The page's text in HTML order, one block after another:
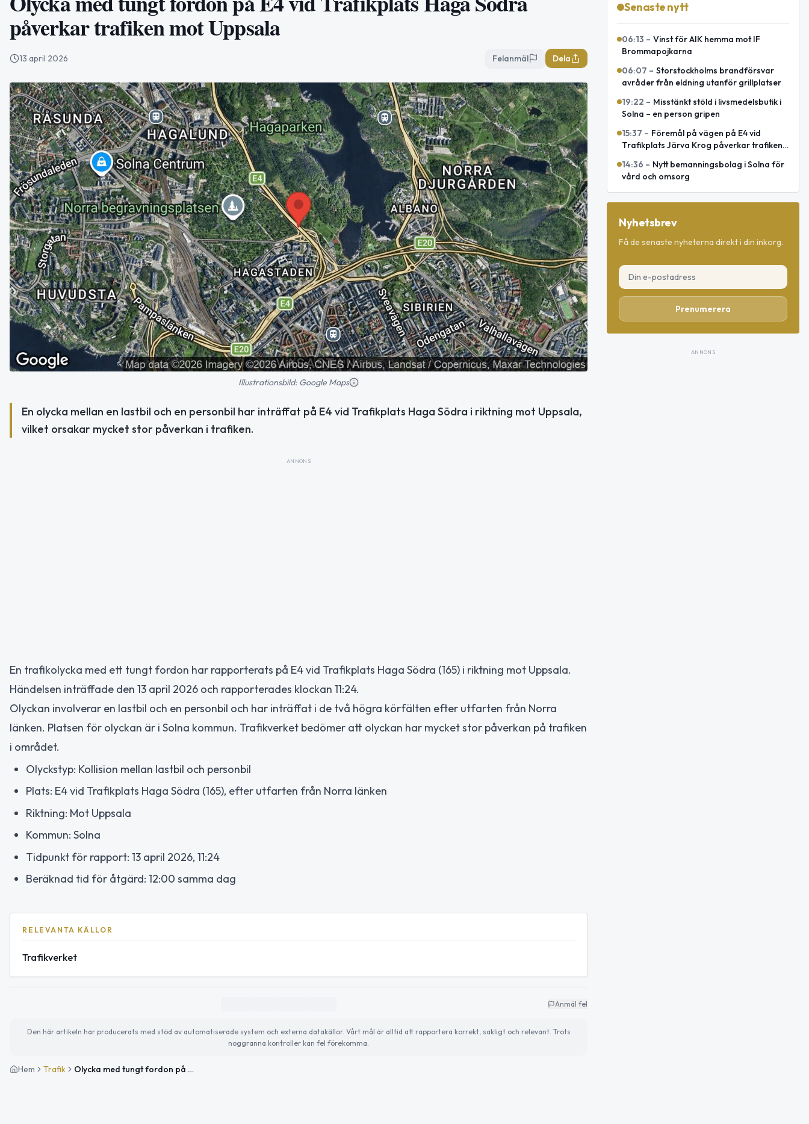
påverkar trafiken mot Uppsala
13 april 2026 Felanmäl Dela
Illustrationsbild: Google Maps
En olycka mellan en lastbil och en personbil har inträffat på E4 vid Trafikplats Haga Södra i riktning mot Uppsala,
vilket orsakar mycket stor påverkan i trafiken.
ANNONS
En trafikolycka med ett tungt fordon har rapporterats på E4 vid Trafikplats Haga Södra (165) i riktning mot Uppsala.
Händelsen inträffade den 13 april 2026 och rapporterades klockan 11:24.
Olyckan involverar en lastbil och en personbil och har inträffat i de två högra körfälten efter utfarten från Norra
länken. Platsen för olyckan är i Solna kommun. Trafikverket bedömer att olyckan har mycket stor påverkan på trafiken
i området.
Olyckstyp: Kollision mellan lastbil och personbil
Plats: E4 vid Trafikplats Haga Södra (165), efter utfarten från Norra länken
Riktning: Mot Uppsala
Kommun: Solna
Tidpunkt för rapport: 13 april 2026, 11:24
Beräknad tid för åtgärd: 12:00 samma dag
RELEVANTA KÄLLOR
Trafikverket
Anmäl fel
Den här artikeln har producerats med stöd av automatiserade system och externa datakällor. Vårt mål är alltid att rapportera korrekt, sakligt och relevant. Trots
noggranna kontroller kan fel förekomma.
Hem Trafik Olycka med tungt fordon på E4 vid Trafikplats Haga Södra påverkar trafiken mot Uppsala
Senaste nytt
06:13 – Vinst för AIK hemma mot IF
Brommapojkarna
06:07 – Storstockholms brandförsvar
avråder från eldning utanför grillplatser
19:22 – Misstänkt stöld i livsmedelsbutik i
Solna – en person gripen
15:37 – Föremål på vägen på E4 vid
Trafikplats Järva Krog påverkar trafiken
14:36 – Nytt bemanningsbolag i Solna för
vård och omsorg
Nyhetsbrev
Få de senaste nyheterna direkt i din inkorg.
Prenumerera
ANNONS